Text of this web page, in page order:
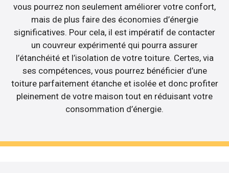
vous pourrez non seulement améliorer votre confort,
mais de plus faire des économies d’énergie
significatives. Pour cela, il est impératif de contacter
un couvreur expérimenté qui pourra assurer
l’étanchéité et l’isolation de votre toiture. Certes, via
ses compétences, vous pourrez bénéficier d’une
toiture parfaitement étanche et isolée et donc profiter
pleinement de votre maison tout en réduisant votre
consommation d’énergie.